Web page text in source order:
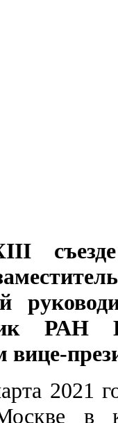
съезде
РАН
2021
в